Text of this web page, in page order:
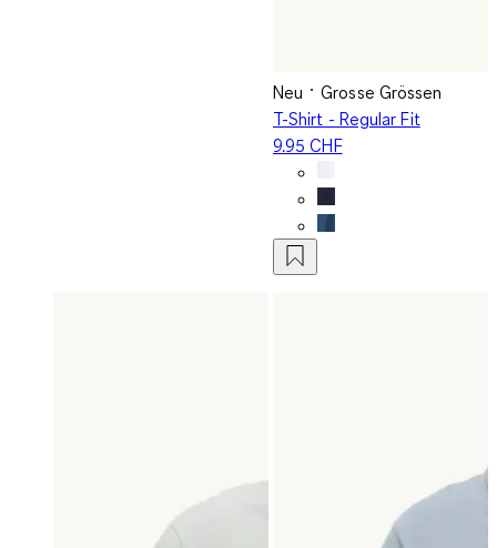
Neu
Grosse Grössen
T-Shirt - Regular Fit
9.95 CHF